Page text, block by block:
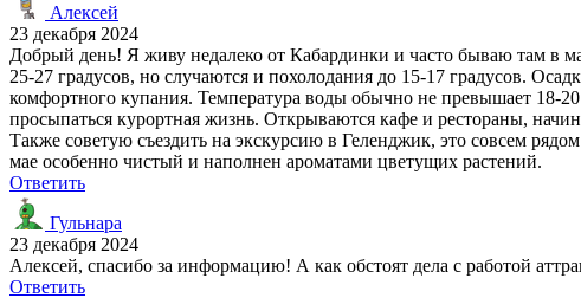
Алексей
23 декабря 2024
Добрый день! Я живу недалеко от Кабардинки и часто бываю там в
25-27 градусов, но случаются и похолодания до 15-17 градусов.
комфортного купания. Температура воды обычно не превышает 18-
просыпаться курортная жизнь. Открываются кафе и рестораны,
Также советую съездить на экскурсию в Геленджик, это совсем
мае особенно чистый и наполнен ароматами цветущих растений.
Ответить
Гульнара
23 декабря 2024
Алексей, спасибо за информацию! А как обстоят дела с работой
Ответить